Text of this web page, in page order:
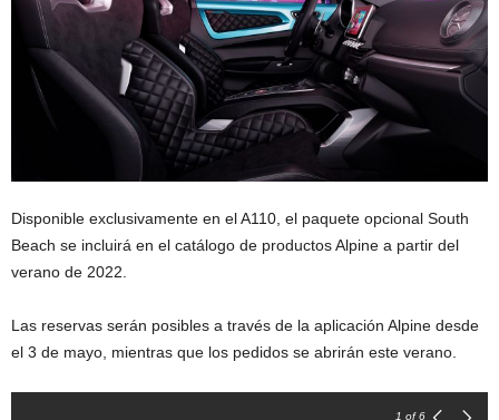
Disponible exclusivamente en el A110, el paquete opcional South
Beach se incluirá en el catálogo de productos Alpine a partir del
verano de 2022.
Las reservas serán posibles a través de la aplicación Alpine desde
el 3 de mayo, mientras que los pedidos se abrirán este verano.
1 of 6